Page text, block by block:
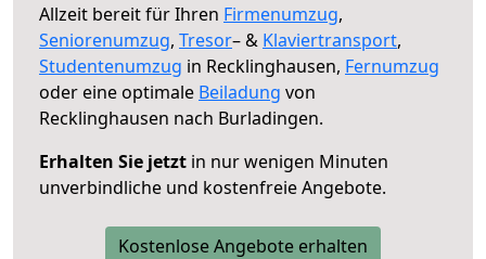
Allzeit bereit für Ihren Firmenumzug,
Seniorenumzug, Tresor– & Klaviertransport,
Studentenumzug in Recklinghausen, Fernumzug
oder eine optimale Beiladung von
Recklinghausen nach Burladingen.
Erhalten Sie jetzt in nur wenigen Minuten
unverbindliche und kostenfreie Angebote.
Kostenlose Angebote erhalten